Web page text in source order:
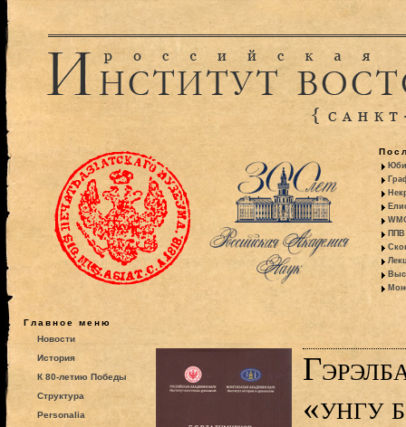
ППВ
Главное меню
Новости
История
К 80-летию Победы
Структура
Personalia
«унгу